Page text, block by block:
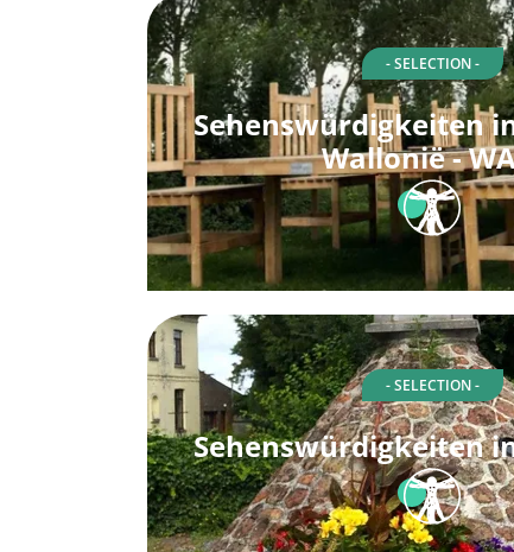
- SELECTION -
Sehenswürdigkeiten
Wallonië -
- SELECTION -
Sehenswürdigkeiten